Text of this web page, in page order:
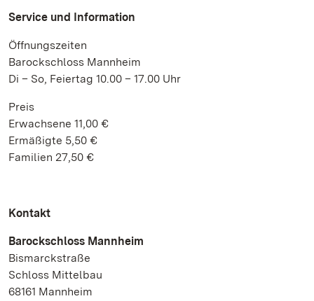
Service und Information
Öffnungszeiten
Barockschloss Mannheim
Di – So, Feiertag 10.00 – 17.00 Uhr
Preis
Erwachsene 11,00 €
Ermäßigte 5,50 €
Familien 27,50 €
Kontakt
Barockschloss Mannheim
Bismarckstraße
Schloss Mittelbau
68161 Mannheim